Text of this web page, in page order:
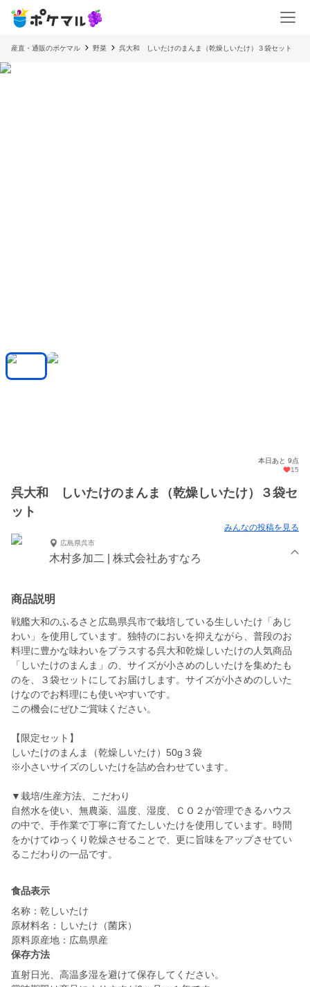
産直・通販のポケマル 野菜 呉大和 しいたけのまんま（乾燥しいたけ）３袋セット
本日あと 9点
15
呉大和 しいたけのまんま（乾燥しいたけ）３袋セ
ット
みんなの投稿を見る
広島県呉市
木村多加二 | 株式会社あすなろ
商品説明
戦艦大和のふるさと広島県呉市で栽培している生しいたけ「あじ
わい」を使用しています。独特のにおいを抑えながら、普段のお
料理に豊かな味わいをプラスする呉大和乾燥しいたけの人気商品
「しいたけのまんま」の、サイズが小さめのしいたけを集めたも
のを、３袋セットにしてお届けします。サイズが小さめのしいた
けなのでお料理にも使いやすいです。
この機会にぜひご賞味ください。
【限定セット】
しいたけのまんま（乾燥しいたけ）50g３袋
※小さいサイズのしいたけを詰め合わせています。
▼栽培/生産方法、こだわり
自然水を使い、無農薬、温度、湿度、ＣＯ２が管理できるハウス
の中で、手作業で丁寧に育てたしいたけを使用しています。時間
をかけてゆっくり乾燥させることで、更に旨味をアップさせてい
食品表示
名称：乾しいたけ
原材料名：しいたけ（菌床）
原料原産地：広島県産
保存方法
直射日光、高温多湿を避けて保存してください。